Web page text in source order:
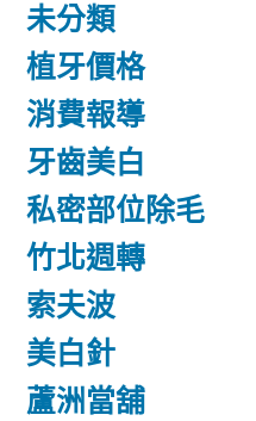
未分類
植牙價格
消費報導
牙齒美白
私密部位除毛
竹北週轉
索夫波
美白針
蘆洲當舖